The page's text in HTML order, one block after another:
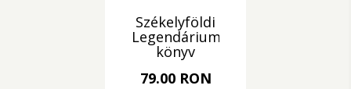
Székelyföldi
Legendárium
könyv
79.00 RON